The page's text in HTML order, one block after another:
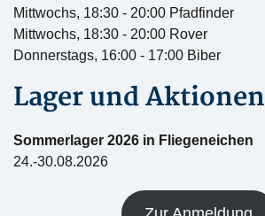
Mittwochs, 18:30 - 20:00 Pfadfinder
Mittwochs, 18:30 - 20:00 Rover
Donnerstags, 16:00 - 17:00 Biber
Lager und Aktionen
Sommerlager 2026 in Fliegeneichen
24.-30.08.2026